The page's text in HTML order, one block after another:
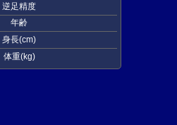
逆足精度
年齢
身長(cm)
体重(kg)